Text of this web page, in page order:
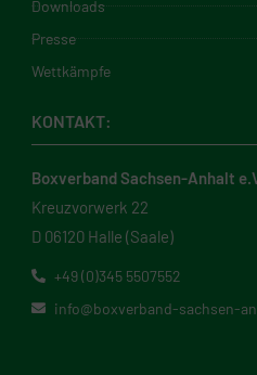
Downloads
Presse
Wettkämpfe
KONTAKT:
Boxverband Sachsen-Anhalt
Kreuzvorwerk 22
D 06120 Halle (Saale)
+49 (0)345 5507552
info@boxverband-sachsen-